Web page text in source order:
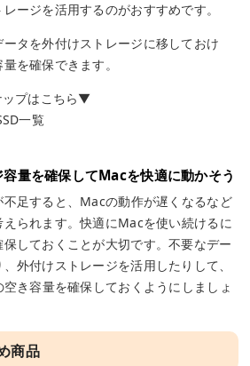
ージを活用するのがおすすめです。
タを外付けストレージに移しておけ
を確保できます。
プはこちら▼
一覧
量を確保してMacを快適に動かそう
足すると、Macの動作が遅くなるなど
られます。快適にMacを使い続けるに
しておくことが大切です。不要なデー
外付けストレージを活用したりして、
き容量を確保しておくようにしましょ
商品